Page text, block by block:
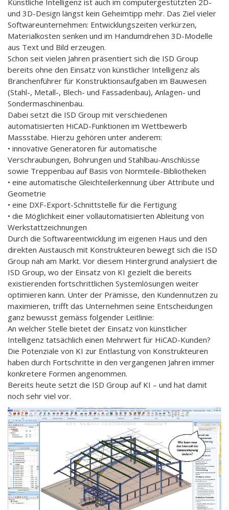
Künstliche Intelligenz ist auch im computergestützten 2D-
und 3D-Design längst kein Geheimtipp mehr. Das Ziel vieler
Softwareunternehmen: Entwicklungszeiten verkürzen,
Materialkosten senken und im Handumdrehen 3D-Modelle
aus Text und Bild erzeugen.
Schon seit vielen Jahren präsentiert sich die ISD Group
bereits ohne den Einsatz von künstlicher Intelligenz als
Branchenführer für Konstruktionsaufgaben im Bauwesen
(Stahl-, Metall-, Blech- und Fassadenbau), Anlagen- und
Sondermaschinenbau.
Dabei setzt die ISD Group mit verschiedenen
automatisierten HiCAD-Funktionen im Wettbewerb
Massstäbe. Hierzu gehören unter anderem:
• innovative Generatoren für automatische
Verschraubungen, Bohrungen und Stahlbau-Anschlüsse
sowie Treppenbau auf Basis von Normteile-Bibliotheken
• eine automatische Gleichteilerkennung über Attribute und
Geometrie
• eine DXF-Export-Schnittstelle für die Fertigung
• die Möglichkeit einer vollautomatisierten Ableitung von
Werkstattzeichnungen
Durch die Softwareentwicklung im eigenen Haus und den
direkten Austausch mit Konstrukteuren bewegt sich die ISD
Group nah am Markt. Vor diesem Hintergrund analysiert die
ISD Group, wo der Einsatz von KI gezielt die bereits
existierenden fortschrittlichen Systemlösungen weiter
optimieren kann. Unter der Prämisse, den Kundennutzen zu
maximieren, trifft das Unternehmen seine Entscheidungen
ganz bewusst gemäss folgender Leitlinie:
An welcher Stelle bietet der Einsatz von künstlicher
Intelligenz tatsächlich einen Mehrwert für HiCAD-Kunden?
Die Potenziale von KI zur Entlastung von Konstrukteuren
haben durch Fortschritte in den vergangenen Jahren immer
konkretere Formen angenommen.
Bereits heute setzt die ISD Group auf KI – und hat damit
noch sehr viel vor.